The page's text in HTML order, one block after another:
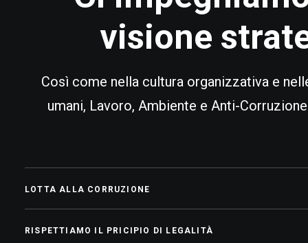
visione
Così come nella cultura organizzativa e
umani, Lavoro, Ambiente e Anti-
LOTTA ALLA CORRUZIONE
RISPETTIAMO IL PRICIPIO DI LEGALITÀ